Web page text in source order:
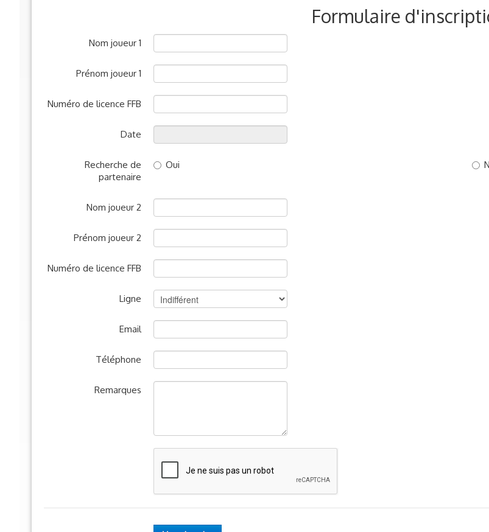
Formulaire
Nom joueur 1
Prénom joueur 1
Numéro de licence FFB
Date
Recherche de
partenaire
Oui
Nom joueur 2
Prénom joueur 2
Numéro de licence FFB
Ligne
Email
Téléphone
Remarques